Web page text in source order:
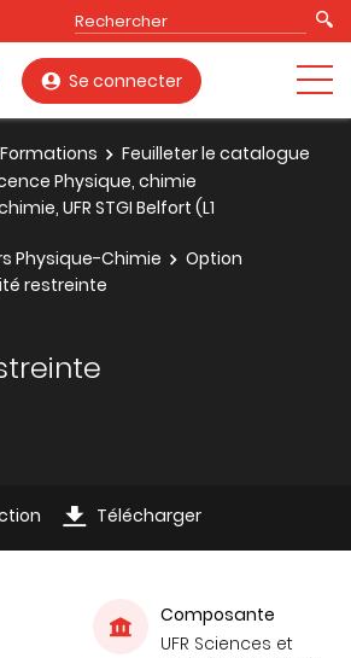
Se connecter
Formations
Feuilleter le catalogue
Physique, chimie
UFR STGI Belfort (L1
Physique-Chimie
Option
restreinte
Télécharger
Composante
UFR Sciences et